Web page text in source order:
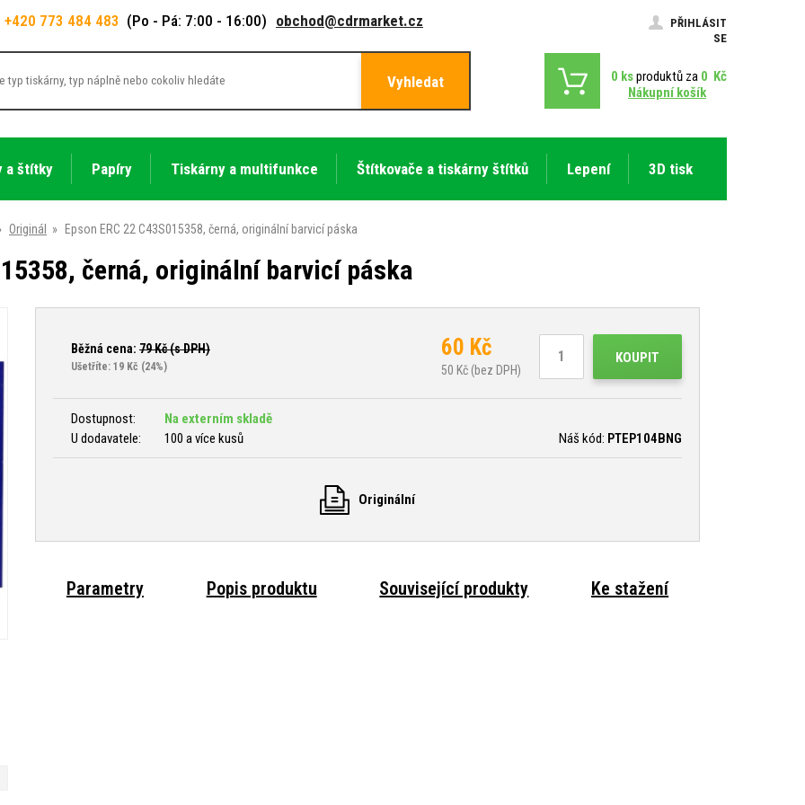
+420 773 484 483 (Po - Pá: 7:00 - 16:00) obchod@cdrmarket.cz
PŘIHLÁSIT
SE
Vyhledat 0 ksproduktů za 0 Kč
Nákupní košík
a štítky Papíry Tiskárny a multifunkce Štítkovače a tiskárny štítků Lepení 3D tisk
Originál » Epson ERC 22 C43S015358, černá, originální barvicí páska
černá, originální barvicí páska
Běžná cena: 79Kč (s DPH)
Ušetříte: 19 Kč (24%)
60 Kč
50 Kč (bez DPH)
KOUPIT
Dostupnost:
Na externím skladě
U dodavatele:
100 a více kusů Náš kód: PTEP104BNG
Originální
Parametry Popis produktu Související produkty Ke stažení